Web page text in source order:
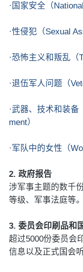
·国家安全（
·性侵犯（Sexual
·恐怖主义和叛乱（
·退伍军人问题（
·武器、技术和装备
ment）
·军队中的女性（
2. 政府报告
涉军事主题的数千
等级、军事法庭等。
3. 委员会印刷品和
超过5000份委员会
信息以及正式国会听